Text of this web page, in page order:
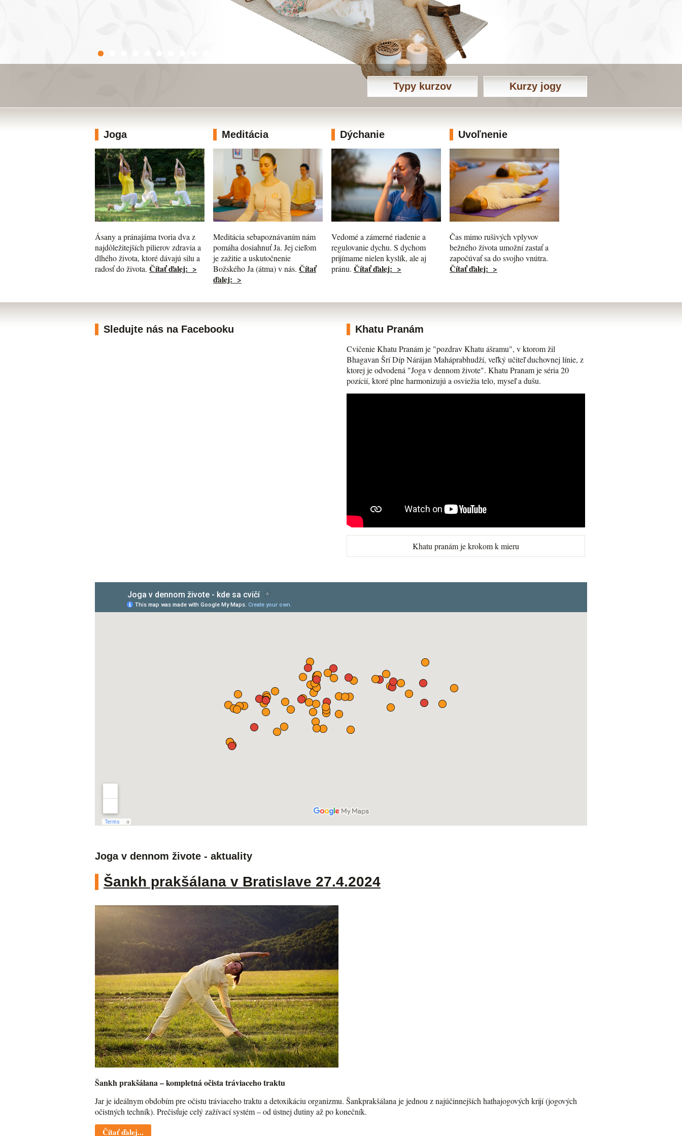
Typy kurzov Kurzy jogy
Joga
Ásany a pránajáma tvoria dva z
najdôležitejších pilierov zdravia a
dlhého života, ktoré dávajú silu a
radosť do života. Čítať ďalej: >
Meditácia
Meditácia sebapoznávaním nám
pomáha dosiahnuť Ja. Jej cieľom
je zažitie a uskutočnenie
Božského Ja (átma) v nás. Čítať
ďalej: >
Dýchanie
Vedomé a zámerné riadenie a
regulovanie dychu. S dychom
prijímame nielen kyslík, ale aj
pránu. Čítať ďalej: >
Uvoľnenie
Čas mimo rušivých vplyvov
bežného života umožní zastať a
započúvať sa do svojho vnútra.
Čítať ďalej: >
Sledujte nás na Facebooku Khatu Pranám
Cvičenie Khatu Pranám je "pozdrav Khatu ášramu", v ktorom žil
Bhagavan Šrí Díp Nárájan Maháprabhudží, veľký učiteľ duchovnej línie, z
ktorej je odvodená "Joga v dennom živote". Khatu Pranam je séria 20
pozícií, ktoré plne harmonizujú a osviežia telo, myseľ a dušu.
Khatu pranám je krokom k mieru
Joga v dennom živote - aktuality
Šankh prakšálana v Bratislave 27.4.2024
Šankh prakšálana – kompletná očista tráviaceho traktu
Jar je ideálnym obdobím pre očistu tráviaceho traktu a detoxikáciu organizmu. Šankprakšálana je jednou z najúčinnejších hathajogových krijí (jogových
očistných techník). Prečisťuje celý zažívací systém – od ústnej dutiny až po konečník.
Čítať ďalej...